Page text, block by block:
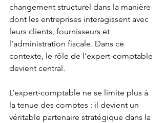
changement structurel dans la manière
dont les entreprises interagissent avec
leurs clients, fournisseurs et
l’administration fiscale. Dans ce
contexte, le rôle de l’expert-comptable
devient central.
L’expert-comptable ne se limite plus à
la tenue des comptes : il devient un
véritable partenaire stratégique dans la